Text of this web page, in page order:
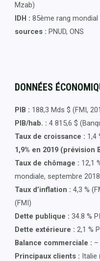
Mzab)
IDH : 85ème rang
sources : PNUD, ONS
DONNÉES
PIB : 188,3 Mds $ (FMI,
PIB/hab. : 4 815,6 $
Taux de croissance : 1,4
1,9% en 2019 (prévision
Taux de chômage : 12,1
mondiale, septembre
Taux d’inflation : 4,3 %
(FMI)
Dette publique : 34.8 %
Dette extérieure : 2,1 %
Balance commerciale : –
Principaux clients : Italie